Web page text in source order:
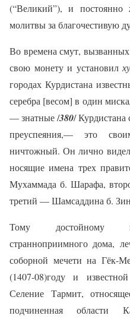
(“Великий”), и постоянно
молитвы за благочестивую
Во времена смут,
свою монету и установил
городах Курдистана
серебра [весом] в один
— знатные /380/ Курдистана
преуспеяния,— это
ничтожный. Он лично видел
носящие имена трех
Мухаммада б. Шарафа,
третий — Шамсаддина б.
Тому достойному
странноприимного дома,
соборной мечети на Гёк-
(1407-08)году и
Селение Тармит,
подчиненная области